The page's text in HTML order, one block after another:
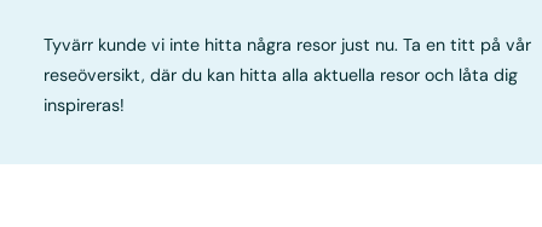
Tyvärr kunde vi inte hitta några resor just nu. Ta en titt på vår
reseöversikt, där du kan hitta alla aktuella resor och låta dig
inspireras!